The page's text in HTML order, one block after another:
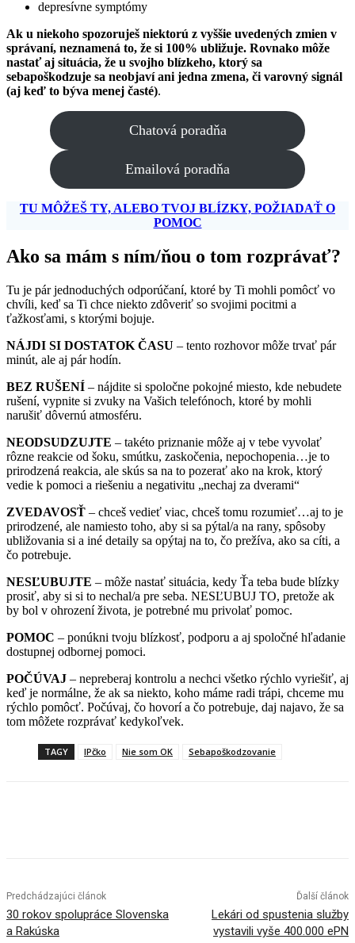
depresívne symptómy
Ak u niekoho spozoruješ niektorú z vyššie uvedených zmien v
správaní, neznamená to, že si 100% ubližuje. Rovnako môže
nastať aj situácia, že u svojho blízkeho, ktorý sa
sebapoškodzuje sa neobjaví ani jedna zmena, či varovný signál
(aj keď to býva menej časté).
Chatová poradňa
Emailová poradňa
TU MÔŽEŠ TY, ALEBO TVOJ BLÍZKY, POŽIADAŤ O
POMOC
Ako sa mám s ním/ňou o tom rozprávať?
Tu je pár jednoduchých odporúčaní, ktoré by Ti mohli pomôcť vo
chvíli, keď sa Ti chce niekto zdôveriť so svojimi pocitmi a
ťažkosťami, s ktorými bojuje.
NÁJDI SI DOSTATOK ČASU – tento rozhovor môže trvať pár
minút, ale aj pár hodín.
BEZ RUŠENÍ – nájdite si spoločne pokojné miesto, kde nebudete
rušení, vypnite si zvuky na Vašich telefónoch, ktoré by mohli
narušiť dôvernú atmosféru.
NEODSUDZUJTE – takéto priznanie môže aj v tebe vyvolať
rôzne reakcie od šoku, smútku, zaskočenia, nepochopenia…je to
prirodzená reakcia, ale skús sa na to pozerať ako na krok, ktorý
vedie k pomoci a riešeniu a negativitu „nechaj za dverami“
ZVEDAVOSŤ – chceš vedieť viac, chceš tomu rozumieť…aj to je
prirodzené, ale namiesto toho, aby si sa pýtal/a na rany, spôsoby
ubližovania si a iné detaily sa opýtaj na to, čo prežíva, ako sa cíti, a
čo potrebuje.
NESĽUBUJTE – môže nastať situácia, kedy Ťa teba bude blízky
prosiť, aby si si to nechal/a pre seba. NESĽUBUJ TO, pretože ak
by bol v ohrození života, je potrebné mu privolať pomoc.
POMOC – ponúkni tvoju blízkosť, podporu a aj spoločné hľadanie
dostupnej odbornej pomoci.
POČÚVAJ – nepreberaj kontrolu a nechci všetko rýchlo vyriešiť, aj
keď je normálne, že ak sa niekto, koho máme radi trápi, chceme mu
rýchlo pomôcť. Počúvaj, čo hovorí a čo potrebuje, daj najavo, že sa
tom môžete rozprávať kedykoľvek.
TAGY IPčko Nie som OK Sebapoškodzovanie
Predchádzajúci článok
30 rokov spolupráce Slovenska
a Rakúska
Ďalší článok
Lekári od spustenia služby
vystavili vyše 400.000 ePN